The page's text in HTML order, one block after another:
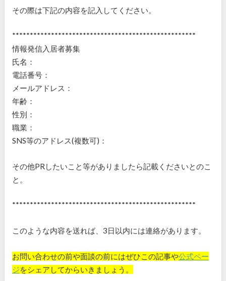
その際は下記の内容を記入してください。
****************************************************
情報発信入居者募集
氏名：
電話番号：
メールアドレス：
年齢：
性別：
職業：
SNS等のアドレス(複数可)：
その他PRしたいこと等がありましたら記載くださいとのこ
と。
****************************************************
このような内容を送れば、3日以内には連絡があります。
お問い合わせの前や面談の前にはぜひこの記事や公式ペー
ジをシェアしてからいきましょう。